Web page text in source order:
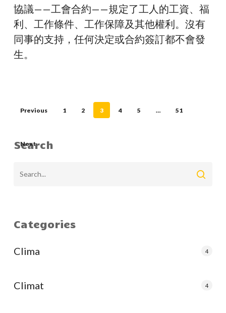
協議——工會合約——規定了工人的工資、福
利、工作條件、工作保障及其他權利。沒有
同事的支持，任何決定或合約簽訂都不會發
生。
Previous 1 2 3 4 5 … 51
Next
Search
Categories
Clima 4
Climat 4